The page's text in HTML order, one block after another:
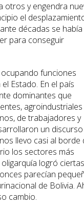
otros y engendra
el
décadas se había
para conseguir
funciones
Estado. En el país
dominantes que
agroindustriales
de trabajadores y
un
llevo casi al borde
los sectores más
logró ciertas
parecían
de Bolivia.
cambio.